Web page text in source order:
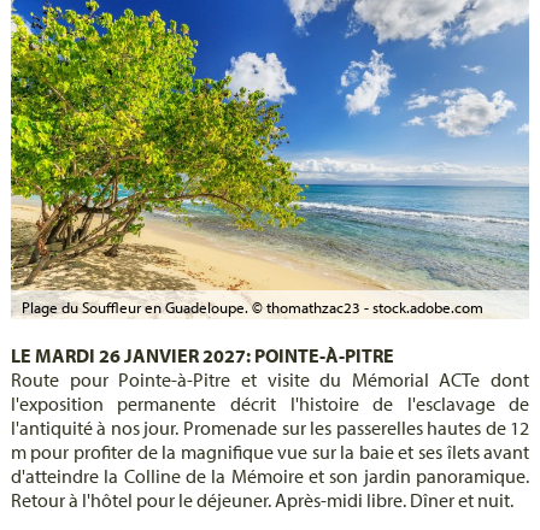
Plage du Souffleur en Guadeloupe. © thomathzac23 - stock.adobe.com
LE MARDI 26 JANVIER 2027: POINTE-À-PITRE
Route pour Pointe-à-Pitre et visite du Mémorial ACTe dont
l'exposition permanente décrit l'histoire de l'esclavage de
l'antiquité à nos jour. Promenade sur les passerelles hautes de 12
m pour profiter de la magnifique vue sur la baie et ses îlets avant
d'atteindre la Colline de la Mémoire et son jardin panoramique.
Retour à l'hôtel pour le déjeuner. Après-midi libre. Dîner et nuit.